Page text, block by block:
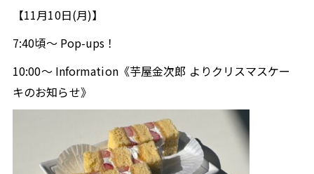
【11月10日(月)】
7:40頃～ Pop-ups！
10:00～ Information《芋屋金次郎 よりクリスマスケー
キのお知らせ》
高知 KOCHI
81.6 MHz
須崎 SUSAKI
82.7
窪川 KUBOKAWA
80.6
中村 NAKAMURA 宿毛 SUKUMO